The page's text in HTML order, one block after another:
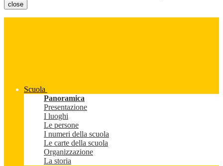
close
Scuola
Panoramica
Presentazione
I luoghi
Le persone
I numeri della scuola
Le carte della scuola
Organizzazione
La storia